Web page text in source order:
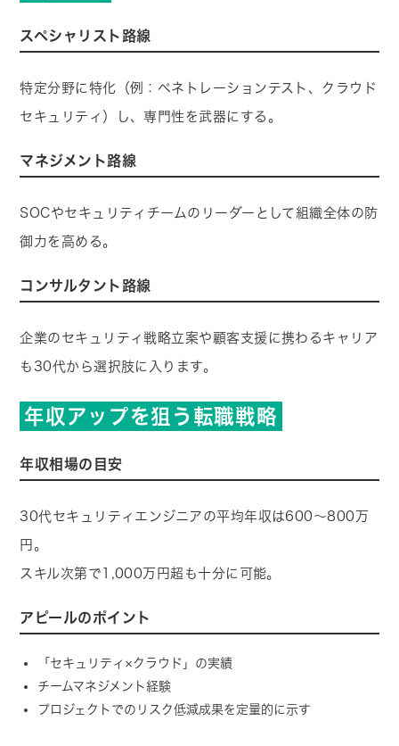
スペシャリスト路線
特定分野に特化（例：ペネトレーションテスト、クラウド
セキュリティ）し、専門性を武器にする。
マネジメント路線
SOCやセキュリティチームのリーダーとして組織全体の防
御力を高める。
コンサルタント路線
企業のセキュリティ戦略立案や顧客支援に携わるキャリア
も30代から選択肢に入ります。
年収アップを狙う転職戦略
年収相場の目安
30代セキュリティエンジニアの平均年収は600〜800万
円。
スキル次第で1,000万円超も十分に可能。
アピールのポイント
「セキュリティ×クラウド」の実績
チームマネジメント経験
プロジェクトでのリスク低減成果を定量的に示す